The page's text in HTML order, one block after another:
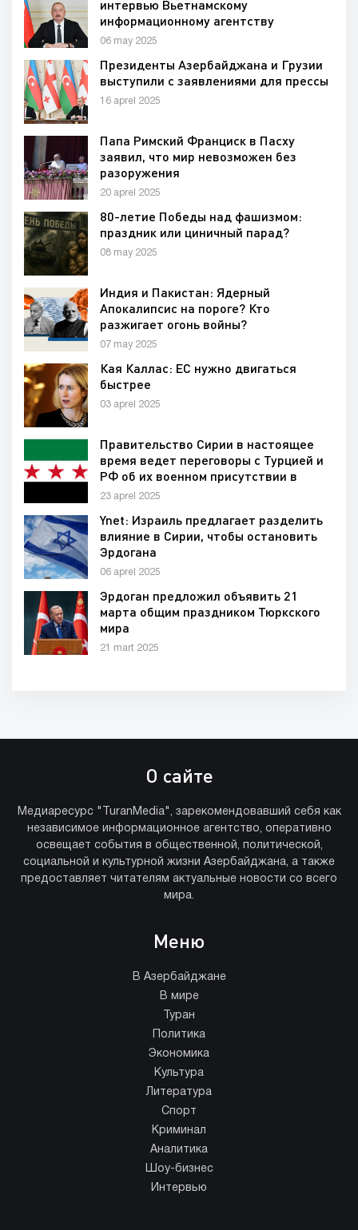
интервью Вьетнамскому
информационному агентству
06 may 2025
Президенты Азербайджана и Грузии
выступили с заявлениями для прессы
16 aprel 2025
Папа Римский Франциск в Пасху
заявил, что мир невозможен без
разоружения
20 aprel 2025
80-летие Победы над фашизмом:
праздник или циничный парад?
08 may 2025
Индия и Пакистан: Ядерный
Апокалипсис на пороге? Кто
разжигает огонь войны?
07 may 2025
Кая Каллас: ЕС нужно двигаться
быстрее
03 aprel 2025
Правительство Сирии в настоящее
время ведет переговоры с Турцией и
РФ об их военном присутствии в
стране
23 aprel 2025
Ynet: Израиль предлагает разделить
влияние в Сирии, чтобы остановить
Эрдогана
06 aprel 2025
Эрдоган предложил объявить 21
марта общим праздником Тюркского
мира
21 mart 2025
О сайте
Медиаресурс "TuranMedia", зарекомендовавший себя как
независимое информационное агентство, оперативно
освещает события в общественной, политической,
социальной и культурной жизни Азербайджана, а также
предоставляет читателям актуальные новости со всего
мира.
Меню
В Азербайджане
В мире
Туран
Политика
Экономика
Культура
Литература
Спорт
Криминал
Аналитика
Шоу-бизнес
Интервью